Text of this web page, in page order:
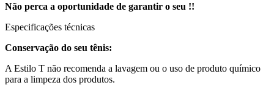
Não perca a oportunidade de garantir o seu !!
Especificações técnicas
Conservação do seu tênis:
A Estilo T não recomenda a lavagem ou o uso de produto químico
para a limpeza dos produtos.